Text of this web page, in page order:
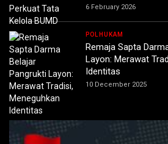
6 February 2026
POLHUKAM
Remaja Sapta
Layon: Merawat
Identitas
10 December 2025